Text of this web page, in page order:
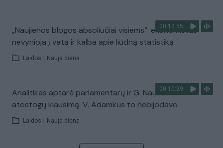
00:14:55
„Naujienos blogos absoliučiai visiems“: ekonomistas
nevynioja į vatą ir kalba apie liūdną statistiką
Laidos Nauja diena
00:10:29
Analitikas aptarė parlamentarų ir G. Nausėdos
atostogų klausimą: V. Adamkus to nebijodavo
Laidos Nauja diena